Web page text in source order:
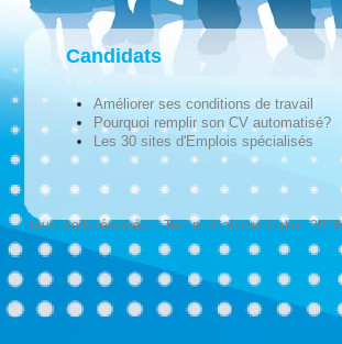
Candidats
Améliorer ses conditions de travail
Pourquoi remplir son CV automatisé?
Les 30 sites d'Emplois spécialisés
Tous droits réservés © Techno-Communication 2026